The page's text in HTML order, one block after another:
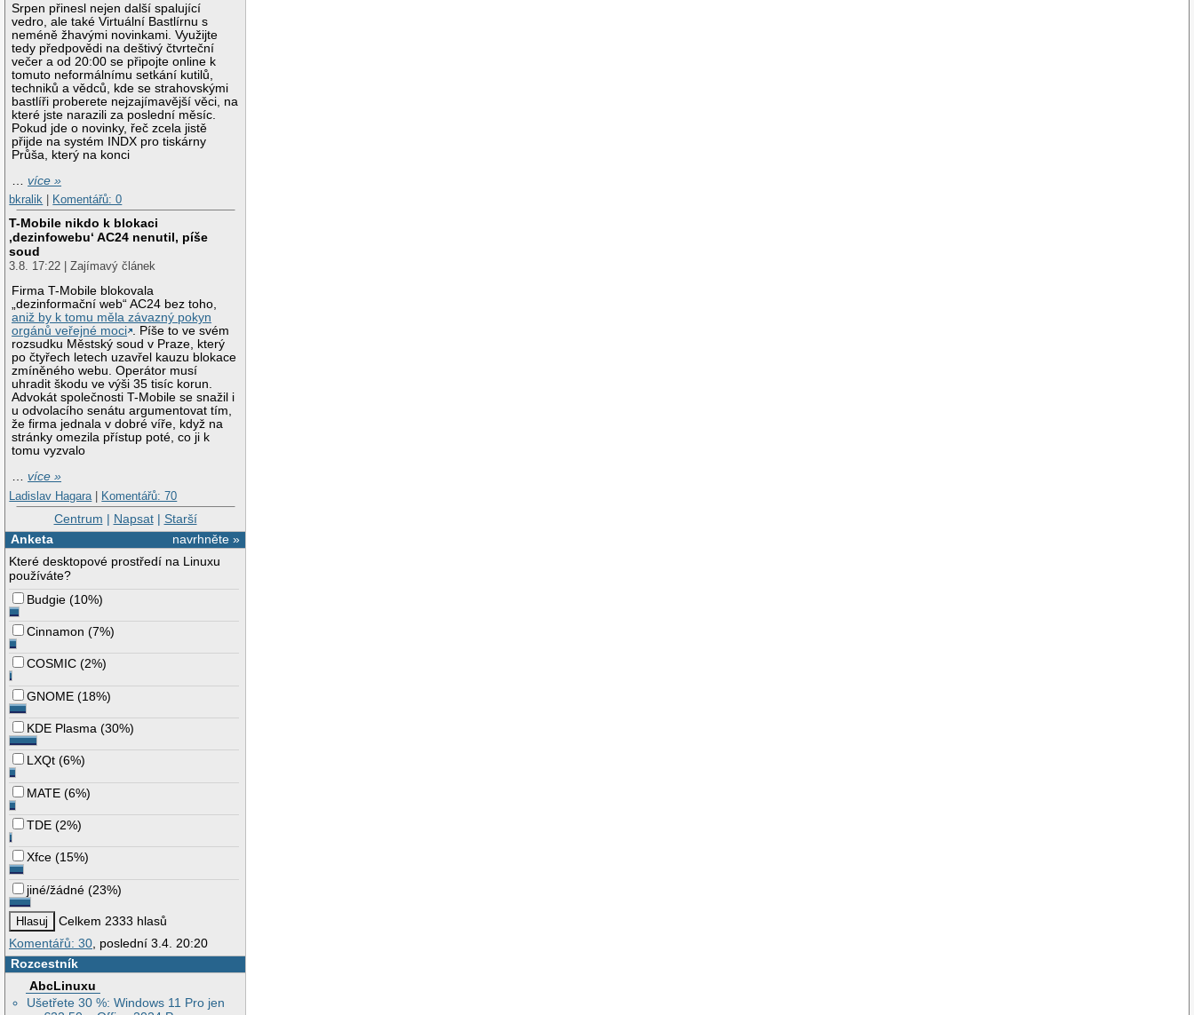
Srpen přinesl nejen další spalující
vedro, ale také Virtuální Bastlírnu s
neméně žhavými novinkami. Využijte
tedy předpovědi na deštivý čtvrteční
večer a od 20:00 se připojte online k
tomuto neformálnímu setkání kutilů,
techniků a vědců, kde se strahovskými
bastlíři proberete nejzajímavější věci, na
které jste narazili za poslední měsíc.
Pokud jde o novinky, řeč zcela jistě
přijde na systém INDX pro tiskárny
Průša, který na konci
…více »
bkralik
Komentářů: 0
T-Mobile nikdo k blokaci
‚dezinfowebu‘ AC24 nenutil, píše
soud
3.8. 17:22 | Zajímavý článek
Firma T-Mobile blokovala
„dezinformační web“ AC24 bez toho,
aniž by k tomu měla závazný pokyn
orgánů veřejné moci . Píše to ve svém
rozsudku Městský soud v Praze, který
po čtyřech letech uzavřel kauzu blokace
zmíněného webu. Operátor musí
uhradit škodu ve výši 35 tisíc korun.
Advokát společnosti T-Mobile se snažil i
u odvolacího senátu argumentovat tím,
že firma jednala v dobré víře, když na
stránky omezila přístup poté, co ji k
tomu vyzvalo
…více »
Ladislav Hagara | Komentářů: 70
Centrum | Napsat| Starší
navrhněte »
Anketa
Které desktopové prostředí na Linuxu
používáte?
Budgie (10%)
Cinnamon (7%)
COSMIC (2%)
GNOME (18%)
KDE Plasma (30%)
LXQt (6%)
MATE (6%)
TDE (2%)
Xfce (15%)
jiné/žádné (23%)
Celkem 2333 hlasů
Komentářů: 30, poslední 3.4. 20:20
Rozcestník
AbcLinuxu
Ušetřete 30 %: Windows 11 Pro jen